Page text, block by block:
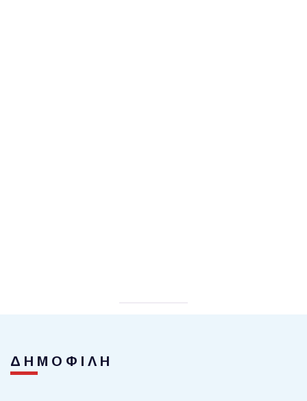
ΔΗΜΟΦΙΛΗ